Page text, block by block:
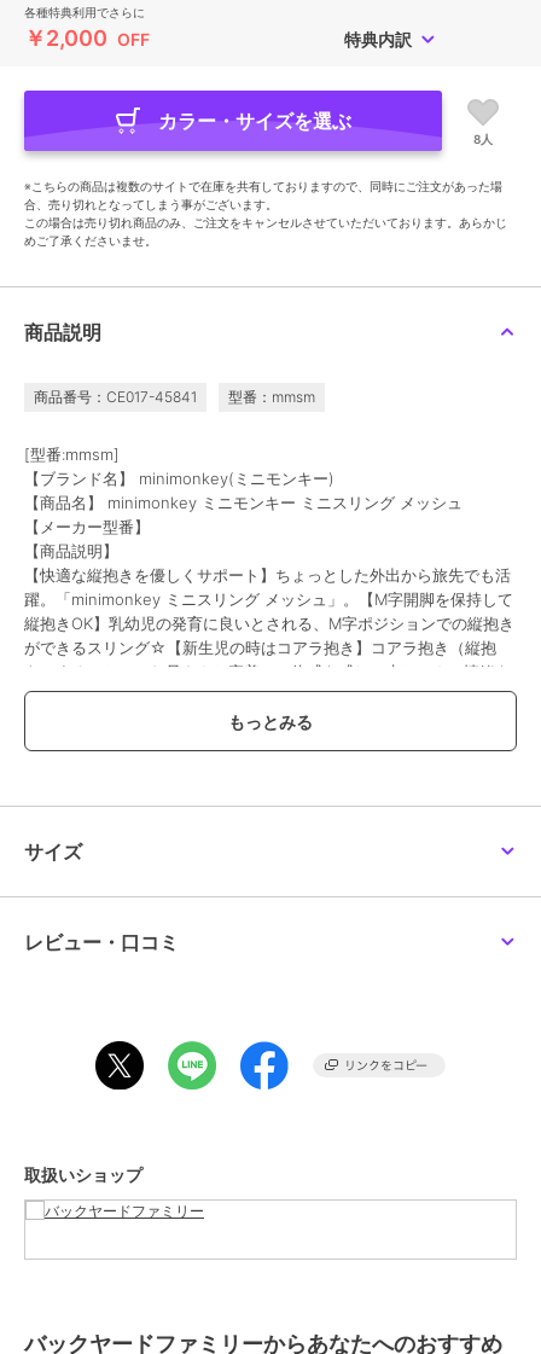
各種特典利用でさらに
￥2,000 OFF 特典内訳
カラー・サイズを選ぶ
8人
※こちらの商品は複数のサイトで在庫を共有しておりますので、同時にご注文があった場
合、売り切れとなってしまう事がございます。
この場合は売り切れ商品のみ、ご注文をキャンセルさせていただいております。あらかじ
めご了承くださいませ。
商品説明
商品番号：CE017-45841 型番：mmsm
[型番:mmsm]
【ブランド名】 minimonkey(ミニモンキー)
【商品名】 minimonkey ミニモンキー ミニスリング メッシュ
【メーカー型番】
【商品説明】
【快適な縦抱きを優しくサポート】ちょっとした外出から旅先でも活
躍。「minimonkey ミニスリング メッシュ」。【M字開脚を保持して
縦抱きOK】乳幼児の発育に良いとされる、M字ポジションでの縦抱き
ができるスリング☆【新生児の時はコアラ抱き】コアラ抱き（縦抱
き）することで、お母さんと密着。一体感を感じ、赤ちゃんの情緒も
安定。【成長に合わせて長く愛用できる♪】・9ヶ月頃からはM字開脚
のまま腰抱き。赤ちゃんの腰が座ってからも耐荷重15kgまで対応。
【優れた通気性でベビーも快適】本体は熱がこもりにくいメッシュ素
ちらか片方のみを使用します。【優しくフィット◎ユニセックス仕
様】ショルダーストラップを調節でき、左右どちらにも肩掛け可能。
クリップの長さも調節。（※2）左右の掛け方により、クリップの留め
のスリング】開発者が自身の子供のため、機能的でシンプルなデザイ
ンのスリングを手作りしたことが始まり♪（※3）開発者は2児の母でも
【生産国】 中国
【サイズ】
※サイズは当店計測の実寸サイズです。実際の商品ならびにメーカー
サイズ
レビュー・口コミ
取扱いショップ
バックヤードファミリーからあなたへのおすすめ